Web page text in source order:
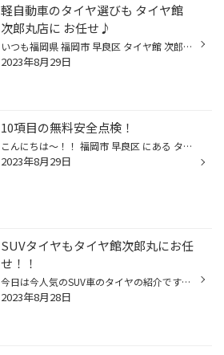
軽自動車のタイヤ選びも タイヤ館
次郎丸店に お任せ♪
いつも福岡県 福岡市 早良区 タイヤ館 次郎丸店のWebを御覧の皆様ありがとうございます♪ 福岡県 福岡市 早良区の 軽自動車の タイヤ交換も お任せの 福岡市 タイヤ館 次郎丸店です♪ヽ(´▽｀)/ タイヤ館は、あなたの町の "タイヤ専門店"です。 タイヤ交換をしてもクルマの性能を引き出すために新車装...
2023年8月29日
10項目の無料安全点検！
こんにちは～！！ 福岡市 早良区 にある タイヤ屋さん タイヤ館 次郎丸店のWEBを ご覧頂きありがとうございます₍₍ ( ๑॔˃̶◡ ˂̶๑॓)◞♡ おクルマの点検は、定期的にされていますか？？ タイヤ館では、お客様の安心と安全を支えるための 無料安全点検を実施しております。 点検事項は10項目 ＊エンジンオ...
2023年8月29日
SUVタイヤもタイヤ館次郎丸にお任
せ！！
今日は今人気のSUV車のタイヤの紹介です！ SUV専用タイヤって？ フォレスター、ハリアー、RAV4、ランクル、CX-5、パジェロ などの、SUV専用タイヤとして、耐久性を重要視し形状・構造を設計。 求められるシーンにおいて、各性能を最大限に発揮できるように開発。SUV用タイヤとして、耐久性を重要視...
2023年8月28日